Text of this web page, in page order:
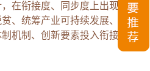
在衔接度、同步度上出现不同
、统筹产业可持续发展、激发
机制、创新要素投入衔接机制